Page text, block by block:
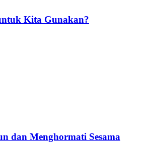
Kita Gunakan?
dan Menghormati Sesama